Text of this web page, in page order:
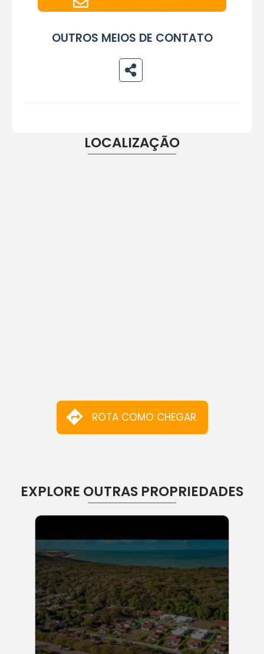
OUTROS MEIOS DE CONTATO
LOCALIZAÇÃO
ROTA COMO CHEGAR
EXPLORE OUTRAS PROPRIEDADES